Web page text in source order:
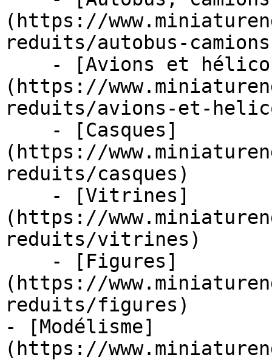
(https://
reduits/autobus-
(https://
reduits/avions-et-
(https://
reduits/casques)
(https://
reduits/vitrines)
(https://
reduits/figures)
- [Modélisme]
(https://